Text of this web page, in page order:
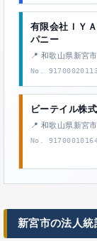
有限会社ＩＹ
パニー
📍 和歌山県新宮市
No.
ビーテイル株
📍 和歌山県新宮市
No.
新宮市の法人